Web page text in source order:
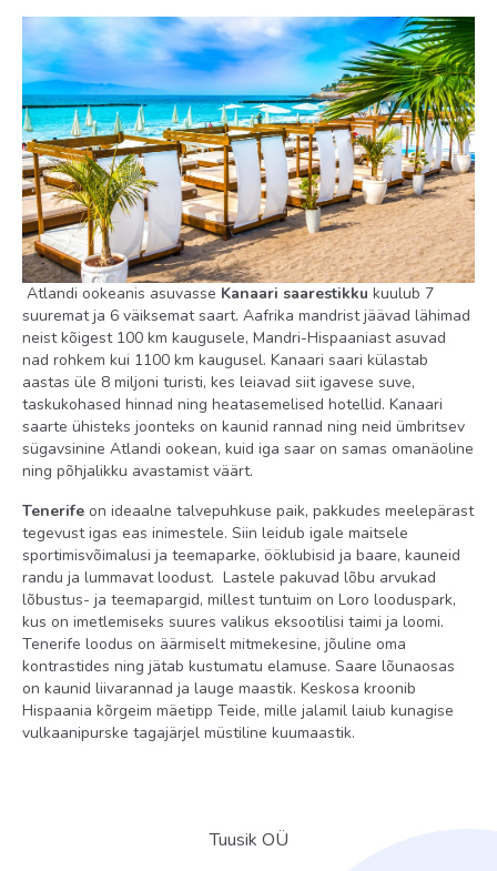
city view (vaade tänavale, 35 m2, mahub 2+1 in.), Junior
suite (vaade tänavale või siseaiale).
Toatüübid
Junior Suite
Superior Priority Location
Standard Garden View
Family Room
Standard
Toitlustus
BB
HB
Toas
seif: olemas
konditsioneer: üld
toateenindus: ööpäevaringselt, tasuline
vannituba
telefon
föön: olemas
minibaar tasuline
Internet: Wi-Fi, tasuta
Atlandi ookeanis asuvasse Kanaari saarestikku kuulub 7
suuremat ja 6 väiksemat saart. Aafrika mandrist jäävad lähimad
neist kõigest 100 km kaugusele, Mandri-Hispaaniast asuvad
nad rohkem kui 1100 km kaugusel. Kanaari saari külastab
aastas üle 8 miljoni turisti, kes leiavad siit igavese suve,
taskukohased hinnad ning heatasemelised hotellid. Kanaari
saarte ühisteks joonteks on kaunid rannad ning neid ümbritsev
sügavsinine Atlandi ookean, kuid iga saar on samas omanäoline
ning põhjalikku avastamist väärt.
Tenerife on ideaalne talvepuhkuse paik, pakkudes meelepärast
tegevust igas eas inimestele. Siin leidub igale maitsele
sportimisvõimalusi ja teemaparke, ööklubisid ja baare, kauneid
randu ja lummavat loodust. Lastele pakuvad lõbu arvukad
lõbustus- ja teemapargid, millest tuntuim on Loro looduspark,
kus on imetlemiseks suures valikus eksootilisi taimi ja loomi.
Tenerife loodus on äärmiselt mitmekesine, jõuline oma
kontrastides ning jätab kustumatu elamuse. Saare lõunaosas
on kaunid liivarannad ja lauge maastik. Keskosa kroonib
Hispaania kõrgeim mäetipp Teide, mille jalamil laiub kunagise
vulkaanipurske tagajärjel müstiline kuumaastik.
Tuusik OÜ